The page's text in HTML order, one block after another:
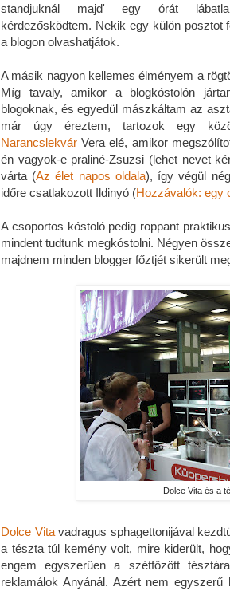
standjuknál majd' egy órát
kérdezősködtem. Nekik egy külön posztot
a blogon olvashatjátok.
A másik nagyon kellemes élményem a
Míg tavaly, amikor a blogkóstolón
blogoknak, és egyedül mászkáltam az
már úgy éreztem, tartozok egy
Narancslekvár Vera elé, amikor
én vagyok-e praliné-Zsuzsi (lehet nevet
várta (Az élet napos oldala), így végül
időre csatlakozott Ildinyó (Hozzávalók: egy
A csoportos kóstoló pedig roppant
mindent tudtunk megkóstolni. Négyen
majdnem minden blogger főztjét sikerült
Dolce Vita és a
Dolce Vitavadragus sphagettonijával
a tészta túl kemény volt, mire kiderült,
engem egyszerűen a szétfőzött
reklamálok Anyánál. Azért nem